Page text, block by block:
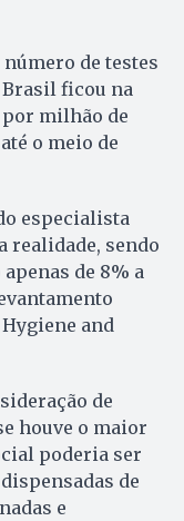
de testes
ficou na
por milhão de
o meio de
especialista
realidade, sendo
de 8% a
and
de
houve o maior
poderia ser
de
e